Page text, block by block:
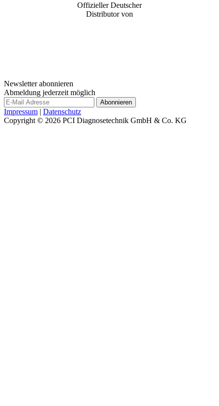
Offizieller Deutscher
Distributor von
Newsletter abonnieren
Abmeldung jederzeit möglich
Impressum | Datenschutz
Copyright © 2026 PCI Diagnosetechnik GmbH & Co. KG